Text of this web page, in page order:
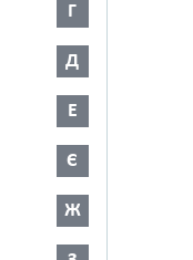
Г
Д
Е
Є
Ж